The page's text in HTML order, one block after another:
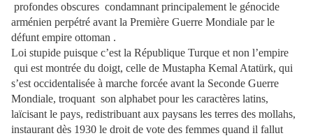
profondes obscures condamnant principalement le génocide
arménien perpétré avant la Première Guerre Mondiale par le
défunt empire ottoman .
Loi stupide puisque c’est la République Turque et non l’empire
qui est montrée du doigt, celle de Mustapha Kemal Atatürk, qui
s’est occidentalisée à marche forcée avant la Seconde Guerre
Mondiale, troquant son alphabet pour les caractères latins,
laïcisant le pays, redistribuant aux paysans les terres des mollahs,
instaurant dès 1930 le droit de vote des femmes quand il fallut